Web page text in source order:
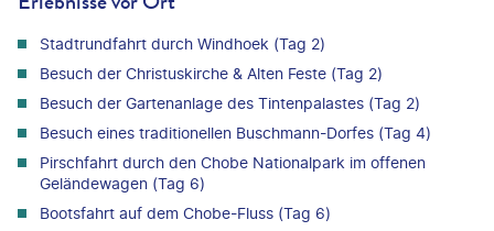
Stadtrundfahrt durch Windhoek (Tag 2)
Besuch der Christuskirche & Alten Feste (Tag 2)
Besuch der Gartenanlage des Tintenpalastes (Tag 2)
Besuch eines traditionellen Buschmann-Dorfes (Tag 4)
Pirschfahrt durch den Chobe Nationalpark im offenen
Geländewagen (Tag 6)
Bootsfahrt auf dem Chobe-Fluss (Tag 6)